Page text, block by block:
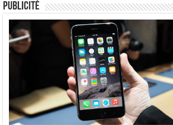
Publicité